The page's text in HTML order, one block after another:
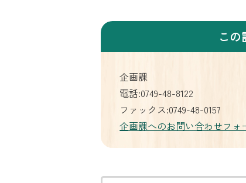
こ
企画課
電話:0749-48-8122
ファックス:0749-48-0157
企画課へのお問い合わせフォ